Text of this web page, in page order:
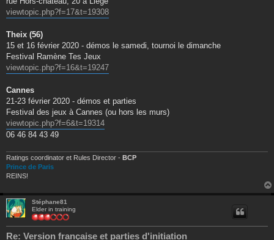
viewtopic.php?f=17&t=19308
Theix (56)
15 et 16 février 2020 - démos le samedi, tournoi le dimanche
Festival Ramène Tes Jeux
viewtopic.php?f=16&t=19247
Cannes
21-23 février 2020 - démos et parties
Festival des jeux à Cannes (ou hors les murs)
viewtopic.php?f=6&t=19314
06 46 84 43 49
Ratings coordinator et Rules Director - BCP
Prince de Paris
REINS!
Stéphane81
Elder in training
Re: Version française et parties d'initiation